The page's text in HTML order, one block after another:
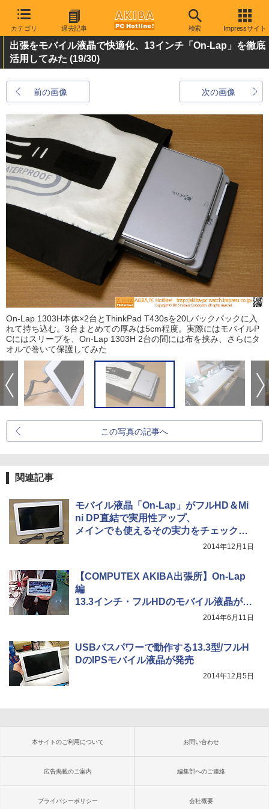
カテゴリ 過去記事 検索 Impressサイト
出張をモバイル液晶で快適化、13インチ「On-Lap」を徹底
活用してみた (19/30)
前の画像 次の画像
On-Lap 1303H本体×2台とThinkPad T430sを20Lバックパックに入
れて持ち込む。3台まとめての厚みは5cm程度。実際にはモバイルP
Cにはスリーブを、On-Lap 1303H 2台の間には布を挟み、さらにタ
オルで巻いて保護してみた
この写真の記事へ
関連記事
モバイル液晶「On-Lap」がフルHD＆Mi
ni DP直結で実用性アップ、
メインでも使えるその実力をチェックし
2014年12月1日
【COMPUTEX AKIBA出張所】On-Lap
編
13.3インチ・フルHDのモバイル液晶が登
2014年6月11日
USBバスパワーで動作する13.3型/フルH
DのIPSモバイル液晶が発売
2014年12月5日
本サイトのご利用について お問い合わせ
広告掲載のご案内 編集部へのご連絡
プライバシーポリシー 会社概要